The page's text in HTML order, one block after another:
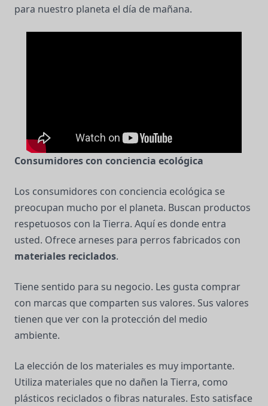
para nuestro planeta el día de mañana.
Consumidores con conciencia ecológica
Los consumidores con conciencia ecológica se
preocupan mucho por el planeta. Buscan productos
respetuosos con la Tierra. Aquí es donde entra
usted. Ofrece arneses para perros fabricados con
materiales reciclados.
Tiene sentido para su negocio. Les gusta comprar
con marcas que comparten sus valores. Sus valores
tienen que ver con la protección del medio
ambiente.
La elección de los materiales es muy importante.
Utiliza materiales que no dañen la Tierra, como
plásticos reciclados o fibras naturales. Esto satisface